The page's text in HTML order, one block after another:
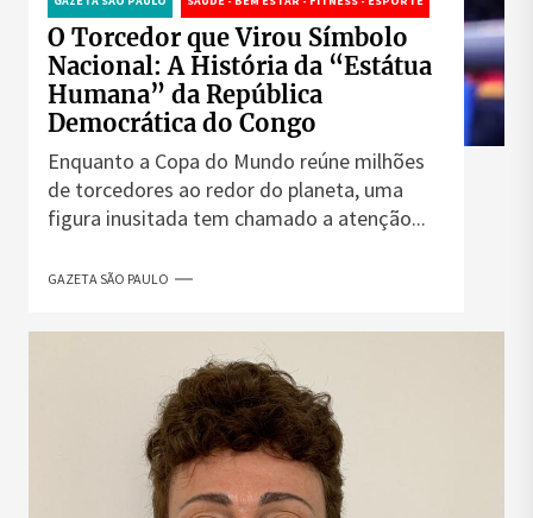
O Torcedor que Virou Símbolo
Nacional: A História da “Estátua
Humana” da República
Democrática do Congo
Enquanto a Copa do Mundo reúne milhões
de torcedores ao redor do planeta, uma
figura inusitada tem chamado a atenção...
GAZETA SÃO PAULO